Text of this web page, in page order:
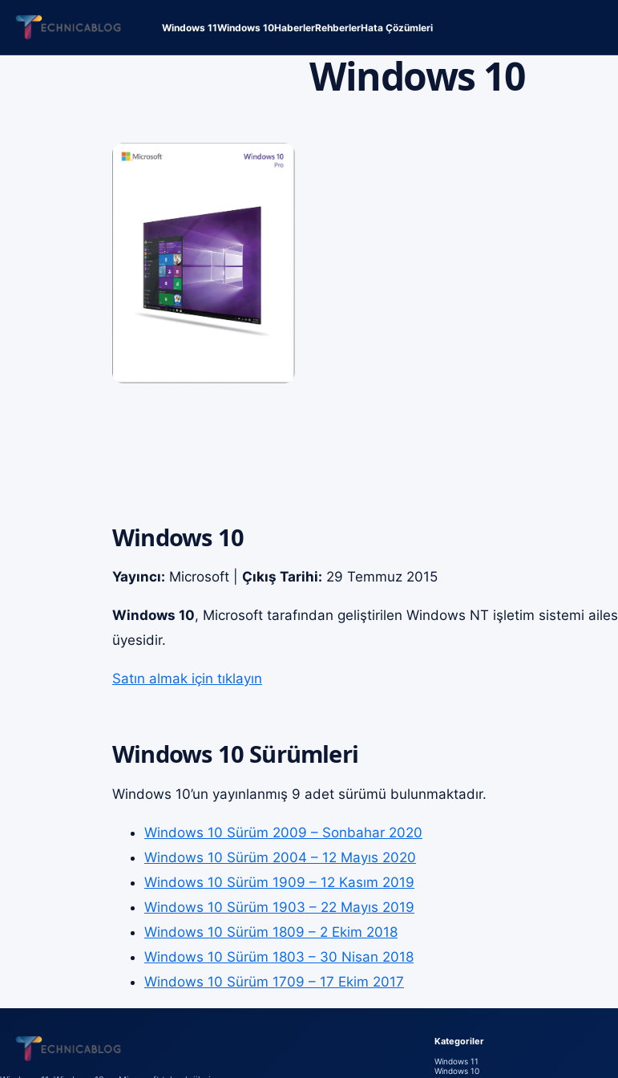
Windows 11Windows 10HaberlerRehberlerHata Çözümleri
Windows 10
Windows 10
Yayıncı: Microsoft | Çıkış Tarihi: 29 Temmuz 2015
Windows 10, Microsoft tarafından geliştirilen Windows NT işletim sistemi
üyesidir.
Satın almak için tıklayın
Windows 10 Sürümleri
Windows 10’un yayınlanmış 9 adet sürümü bulunmaktadır.
Windows 10 Sürüm 2009 – Sonbahar 2020
Windows 10 Sürüm 2004 – 12 Mayıs 2020
Windows 10 Sürüm 1909 – 12 Kasım 2019
Windows 10 Sürüm 1903 – 22 Mayıs 2019
Windows 10 Sürüm 1809 – 2 Ekim 2018
Windows 10 Sürüm 1803 – 30 Nisan 2018
Windows 10 Sürüm 1709 – 17 Ekim 2017
Kategoriler
Windows 11
Windows 10